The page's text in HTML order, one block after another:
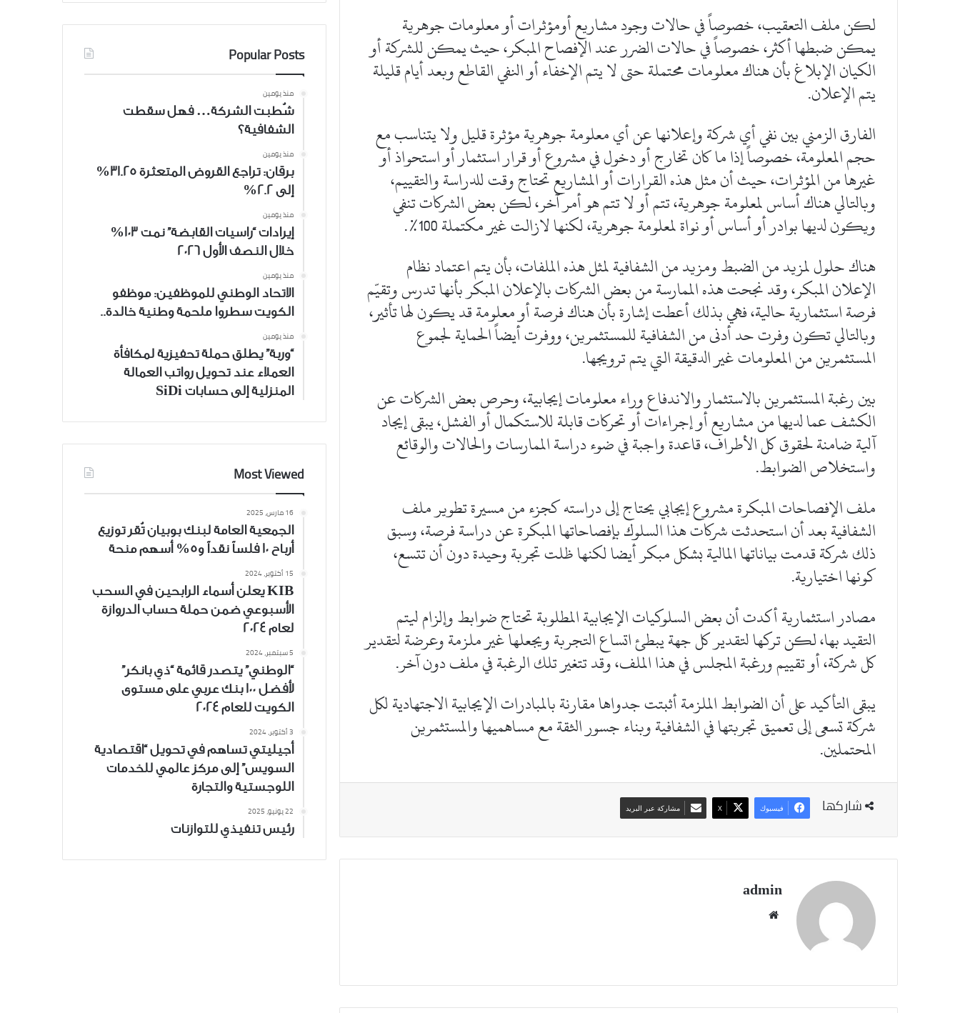
لكن ملف التعقيب، خصوصاً في حالات وجود مشاريع أومؤثرات أو معلومات جوهرية
يمكن ضبطها أكثر، خصوصاً في حالات الضرر عند الإفصاح المبكر، حيث يمكن للشركة أو
الكيان الإبلاغ بأن هناك معلومات محتملة حتى لا يتم الإخفاء أو النفي القاطع وبعد أيام قليلة
يتم الإعلان.
الفارق الزمني بين نفي أي شركة وإعلانها عن أي معلومة جوهرية مؤثرة قليل ولا يتناسب مع
حجم المعلومة، خصوصاً إذا ما كان تخارج أو دخول في مشروع أو قرار استثمار أو استحواذ أو
غيرها من المؤثرات، حيث أن مثل هذه القرارات أو المشاريع تحتاج وقت للدراسة والتقييم،
وبالتالي هناك أساس لمعلومة جوهرية، تتم أو لا تتم هو أمر آخر، لكن بعض الشركات تنفي
ويكون لديها بوادر أو أساس أو نواة لمعلومة جوهرية، لكنها لازالت غير مكتملة 100%.
هناك حلول لمزيد من الضبط ومزيد من الشفافية لمثل هذه الملفات، بأن يتم اعتماد نظام
الإعلان المبكر، وقد نجحت هذه الممارسة من بعض الشركات بالإعلان المبكر بأنها تدرس وتقيّم
فرصة استثمارية حالية، فهي بذلك أعطت إشارة بأن هناك فرصة أو معلومة قد يكون لها تأثير،
وبالتالي تكون وفرت حد أدنى من الشفافية للمستثمرين، ووفرت أيضاً الحماية لجموع
المستثمرين من المعلومات غير الدقيقة التي يتم ترويجها.
بين رغبة المستثمرين بالاستثمار والاندفاع وراء معلومات إيجابية، وحرص بعض الشركات عن
الكشف عما لديها من مشاريع أو إجراءات أو تحركات قابلة للاستكمال أو الفشل، يبقى إيجاد
آلية ضامنة لحقوق كل الأطراف، قاعدة واجبة في ضوء دراسة الممارسات والحالات والوقائع
واستخلاص الضوابط.
ملف الإفصاحات المبكرة مشروع إيجابي يحتاج إلى دراسته كجزء من مسيرة تطوير ملف
الشفافية بعد أن استحدثت شركات هذا السلوك بإفصاحاتها المبكرة عن دراسة فرصة، وسبق
ذلك شركة قدمت بياناتها المالية بشكل مبكر أيضا لكنها ظلت تجربة وحيدة دون أن تتسع،
كونها اختيارية.
مصادر استثمارية أكدت أن بعض السلوكيات الإيجابية المطلوبة تحتاج ضوابط وإلزام ليتم
التقيد بها، لكن تركها لتقدير كل جهة يبطئ اتساع التجربة ويجعلها غير ملزمة وعرضة لتقدير
كل شركة، أو تقييم ورغبة المجلس في هذا الملف، وقد تتغير تلك الرغبة في ملف دون آخر.
يبقى التأكيد على أن الضوابط الملزمة أثبتت جدواها مقارنة بالمبادرات الإيجابية الاجتهادية لكل
شركة تسعى إلى تعميق تجربتها في الشفافية وبناء جسور الثقة مع مساهميها والمستثمرين
المحتملين.
شاركها فيسبوك ‫X مشاركة عبر البريد
admin
Popular Posts
منذ يومين
شُطبت الشركة… فهل سقطت
الشفافية؟
منذ يومين
برقان: تراجع القروض المتعثرة 31.25%
إلى 2.2%
منذ يومين
إيرادات “راسيات القابضة” نمت 103%
خلال النصف الأول 2026
منذ يومين
الاتحاد الوطني للموظفين: موظفو
الكويت سطروا ملحمة وطنية خالدة..
منذ يومين
“وربة” يطلق حملة تحفيزية لمكافأة
العملاء عند تحويل رواتب العمالة
المنزلية إلى حسابات SiDi
Most Viewed
16 مارس، 2025
الجمعية العامة لبنك بوبيان تُقر توزيع
أرباح 10 فلساً نقداً و5% أسهم منحة
15 أكتوبر، 2024
KIB يعلن أسماء الرابحين في السحب
الأسبوعي ضمن حملة حساب الدروازة
لعام 2024
5 سبتمبر، 2024
“الوطني” يتصدر قائمة “ذي بانكر”
لأفضل 100 بنك عربي على مستوى
الكويت للعام 2024
3 أكتوبر، 2024
أجيليتي تساهم في تحويل “اقتصادية
السويس” إلى مركز عالمي للخدمات
اللوجستية والتجارة
22 يونيو، 2025
رئيس تنفيذي للتوازنات